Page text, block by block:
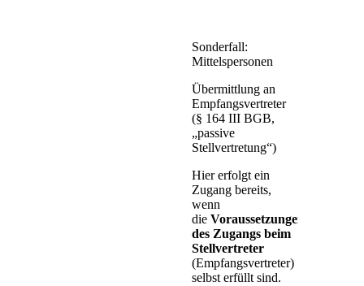
Sonderfall:
Mittelspersonen
Übermittlung an
Empfangsvertreter
(§ 164 III BGB,
„passive
Stellvertretung“)
Hier erfolgt ein
Zugang bereits,
wenn
die Voraussetzungen
des Zugangs beim
Stellvertreter
(Empfangsvertreter)
selbst erfüllt sind.